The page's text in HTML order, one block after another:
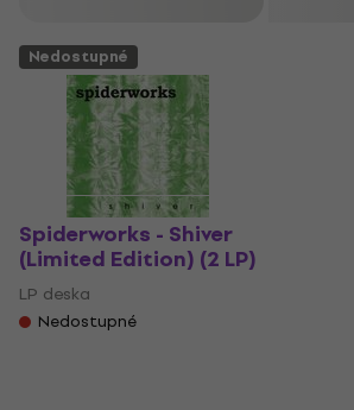
Nedostupné
Spiderworks - Shiver
(Limited Edition) (2 LP)
LP deska
Nedostupné